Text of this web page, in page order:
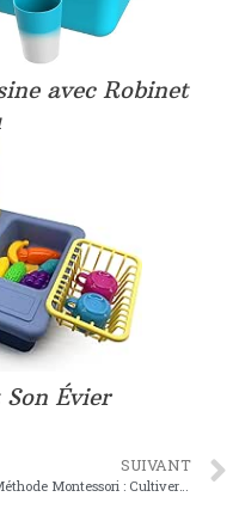
avec Robinet
Évier
SUIVANT
La Méthode Montessori : Cultiver l’Autonomie et la Confiance dès la Petite Enfance